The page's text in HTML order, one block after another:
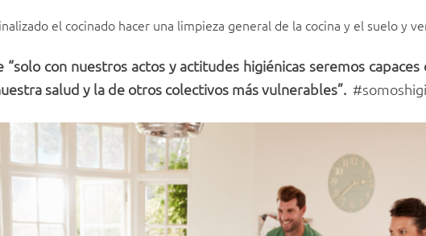
el cocinado hacer una limpieza general de la cocina y el suelo y
“solo con nuestros actos y actitudes higiénicas seremos
salud y la de otros colectivos más vulnerables”.